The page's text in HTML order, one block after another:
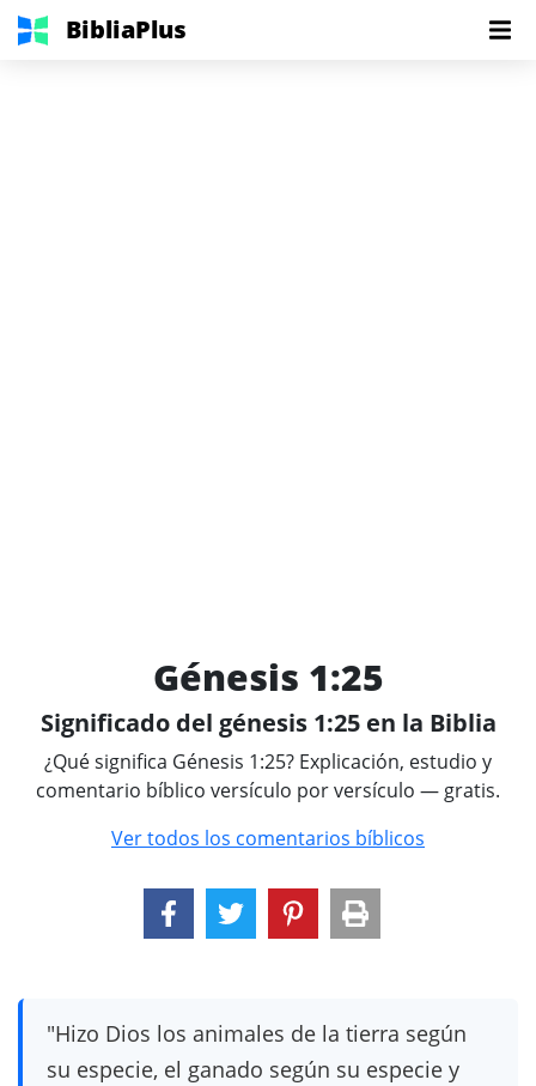
BibliaPlus
Génesis 1:25
Significado del génesis 1:25 en la Biblia
¿Qué significa Génesis 1:25? Explicación, estudio y
comentario bíblico versículo por versículo — gratis.
Ver todos los comentarios bíblicos
"Hizo Dios los animales de la tierra según
su especie, el ganado según su especie y